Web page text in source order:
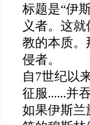
标题是“伊
义者。这
教的本质。
侵者。
自7世纪以
征服......并
如果伊斯兰